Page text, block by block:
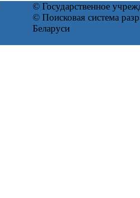
© Государственное
© Поисковая система
Беларуси